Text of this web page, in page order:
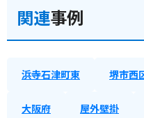
関連事例
浜寺石津町東 堺市西
大阪府 屋外壁掛